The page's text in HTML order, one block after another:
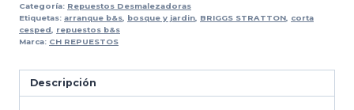
Categoría: Repuestos Desmalezadoras
Etiquetas: arranque b&s bosque y jardin BRIGGS STRATTON
corta
cesped
repuestos b&s
Marca: CH REPUESTOS
Descripción